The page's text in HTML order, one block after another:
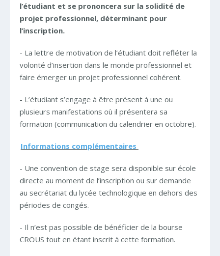
l’étudiant et se prononcera sur la solidité de
projet professionnel, déterminant pour
l’inscription.
- La lettre de motivation de l’étudiant doit refléter la
volonté d’insertion dans le monde professionnel et
faire émerger un projet professionnel cohérent.
- L’étudiant s’engage à être présent à une ou
plusieurs manifestations où il présentera sa
formation (communication du calendrier en octobre).
Informations complémentaires
- Une convention de stage sera disponible sur école
directe au moment de l’inscription ou sur demande
au secrétariat du lycée technologique en dehors des
périodes de congés.
- Il n’est pas possible de bénéficier de la bourse
CROUS tout en étant inscrit à cette formation.